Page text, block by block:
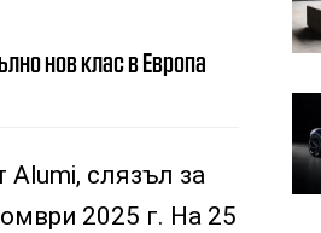
нов клас в Европа
слязъл за
2025 г. На 25